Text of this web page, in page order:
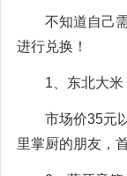
不知道自己
进行兑换！
1、东北大米
市场价35元
里掌厨的朋友，